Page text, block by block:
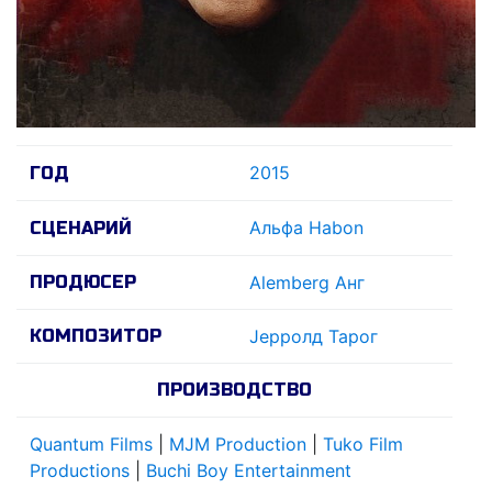
ГОД 2015
СЦЕНАРИЙ Альфа Habon
ПРОДЮСЕР Alemberg Анг
КОМПОЗИТОР Jерролд Тарог
ПРОИЗВОДСТВО
Quantum Films MJM Production
Tuko Film
Productions
Buchi Boy Entertainment